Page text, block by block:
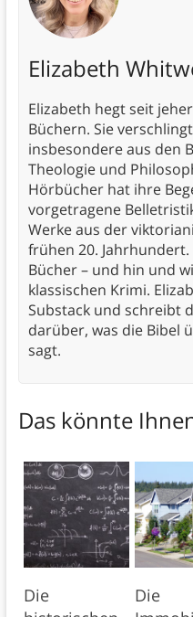
Elizabeth
Elizabeth hegt seit
Büchern. Sie
insbesondere aus den
Theologie und
Hörbücher hat ihre
vorgetragene
Werke aus der
frühen 20.
Bücher – und hin und
klassischen Krimi.
Substack und schreibt
darüber, was die Bibel
sagt.
Das könnte
Die
Die